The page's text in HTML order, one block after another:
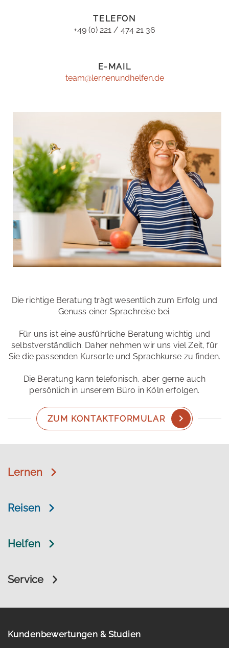
TELEFON
+49 (0) 221 / 474 21 36
E-MAIL
team@lernenundhelfen.de
Die richtige Beratung trägt wesentlich zum Erfolg und
Genuss einer Sprachreise bei.
Für uns ist eine ausführliche Beratung wichtig und
selbstverständlich. Daher nehmen wir uns viel Zeit, für
Sie die passenden Kursorte und Sprachkurse zu finden.
Die Beratung kann telefonisch, aber gerne auch
persönlich in unserem Büro in Köln erfolgen.
ZUM KONTAKTFORMULAR
Lernen
Reisen
Helfen
Service
Kundenbewertungen & Studien